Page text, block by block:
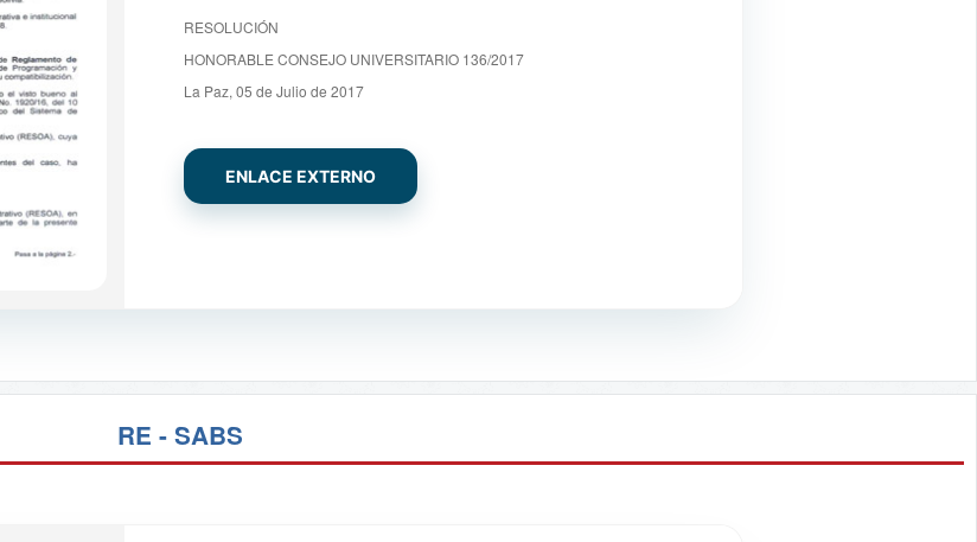
RESOLUCIÓN
HONORABLE CONSEJO UNIVERSITARIO 136/2017
La Paz, 05 de Julio de 2017
ENLACE EXTERNO
RE - SABS